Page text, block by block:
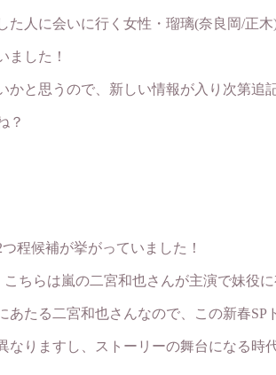
人に会いに行く女性・瑠璃(奈良岡/正木
した！
と思うので、新しい情報が入り次第追
？
程候補が挙がっていました！
ちらは嵐の二宮和也さんが主演で妹役
たる二宮和也さんなので、この新春SP
りますし、ストーリーの舞台になる時